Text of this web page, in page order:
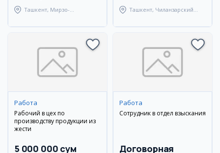
Ташкент, Мирзо-
Ташкент, Чиланзарский
Работа
Рабочий в цех по
производству продукции из
жести
5 000 000 сум
Работа
Сотрудник в отдел взыскания
Договорная